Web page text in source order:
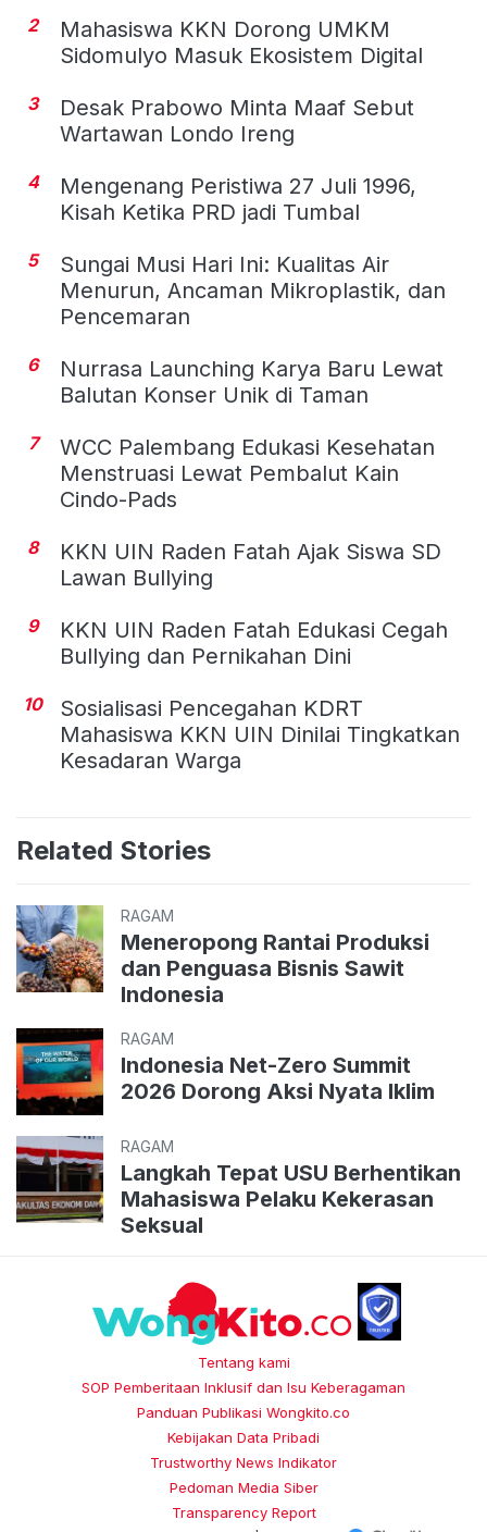
2
Mahasiswa KKN Dorong UMKM
Sidomulyo Masuk Ekosistem Digital
3
Desak Prabowo Minta Maaf Sebut
Wartawan Londo Ireng
4
Mengenang Peristiwa 27 Juli 1996,
Kisah Ketika PRD jadi Tumbal
5
Sungai Musi Hari Ini: Kualitas Air
Menurun, Ancaman Mikroplastik, dan
Pencemaran
6
Nurrasa Launching Karya Baru Lewat
Balutan Konser Unik di Taman
7
WCC Palembang Edukasi Kesehatan
Menstruasi Lewat Pembalut Kain
Cindo-Pads
8
KKN UIN Raden Fatah Ajak Siswa SD
Lawan Bullying
9
KKN UIN Raden Fatah Edukasi Cegah
Bullying dan Pernikahan Dini
10
Sosialisasi Pencegahan KDRT
Mahasiswa KKN UIN Dinilai Tingkatkan
Kesadaran Warga
Related Stories
RAGAM
Meneropong Rantai Produksi
dan Penguasa Bisnis Sawit
Indonesia
RAGAM
Indonesia Net-Zero Summit
2026 Dorong Aksi Nyata Iklim
RAGAM
Langkah Tepat USU Berhentikan
Mahasiswa Pelaku Kekerasan
Seksual
Tentang kami
SOP Pemberitaan Inklusif dan Isu Keberagaman
Panduan Publikasi Wongkito.co
Kebijakan Data Pribadi
Trustworthy News Indikator
Pedoman Media Siber
Transparency Report